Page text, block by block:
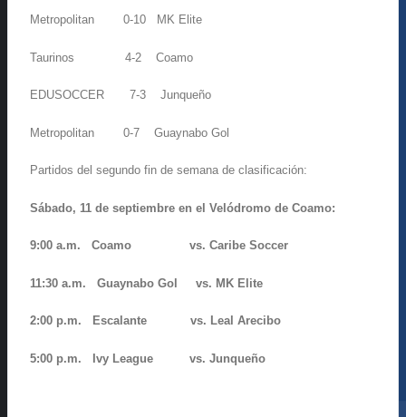
Metropolitan 0-10 MK Elite
Taurinos 4-2 Coamo
EDUSOCCER 7-3 Junqueño
Metropolitan 0-7 Guaynabo Gol
Partidos del segundo fin de semana de clasificación:
Sábado, 11 de septiembre en el Velódromo de Coamo:
9:00 a.m. Coamo vs. Caribe Soccer
11:30 a.m. Guaynabo Gol vs. MK Elite
2:00 p.m. Escalante vs. Leal Arecibo
5:00 p.m. Ivy League vs. Junqueño